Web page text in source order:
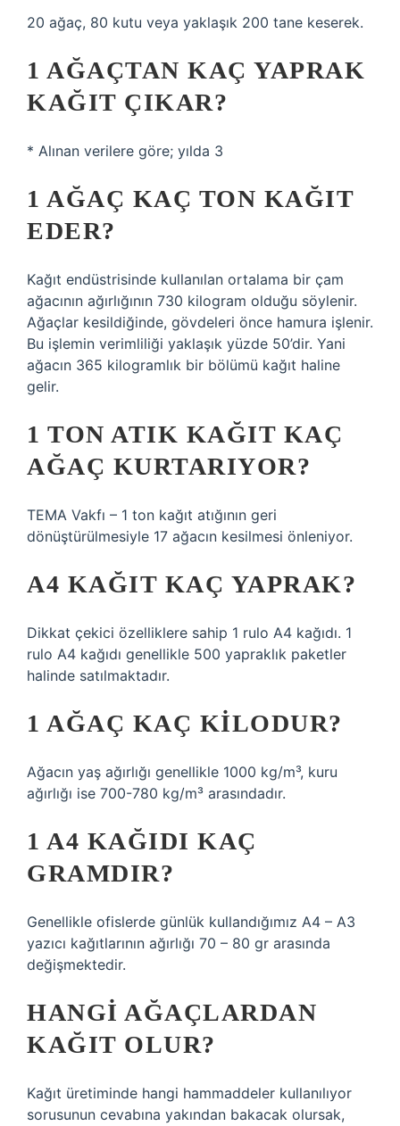
20 ağaç, 80 kutu veya yaklaşık 200 tane keserek.
1 AĞAÇTAN KAÇ YAPRAK
KAĞIT ÇIKAR?
* Alınan verilere göre; yılda 3
1 AĞAÇ KAÇ TON KAĞIT
EDER?
Kağıt endüstrisinde kullanılan ortalama bir çam
ağacının ağırlığının 730 kilogram olduğu söylenir.
Ağaçlar kesildiğinde, gövdeleri önce hamura işlenir.
Bu işlemin verimliliği yaklaşık yüzde 50’dir. Yani
ağacın 365 kilogramlık bir bölümü kağıt haline
gelir.
1 TON ATIK KAĞIT KAÇ
AĞAÇ KURTARIYOR?
TEMA Vakfı – 1 ton kağıt atığının geri
dönüştürülmesiyle 17 ağacın kesilmesi önleniyor.
A4 KAĞIT KAÇ YAPRAK?
Dikkat çekici özelliklere sahip 1 rulo A4 kağıdı. 1
rulo A4 kağıdı genellikle 500 yapraklık paketler
halinde satılmaktadır.
1 AĞAÇ KAÇ KILODUR?
Ağacın yaş ağırlığı genellikle 1000 kg/m³, kuru
ağırlığı ise 700-780 kg/m³ arasındadır.
1 A4 KAĞIDI KAÇ
GRAMDIR?
Genellikle ofislerde günlük kullandığımız A4 – A3
yazıcı kağıtlarının ağırlığı 70 – 80 gr arasında
değişmektedir.
HANGI AĞAÇLARDAN
KAĞIT OLUR?
Kağıt üretiminde hangi hammaddeler kullanılıyor
sorusunun cevabına yakından bakacak olursak,